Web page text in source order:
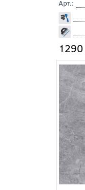
Арт.:
1290